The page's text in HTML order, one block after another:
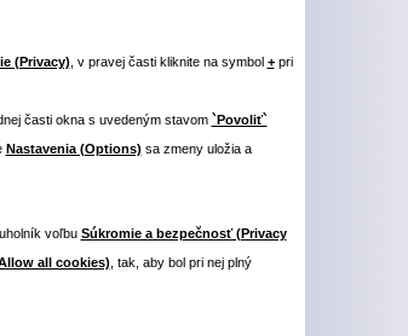
(Privacy) , v pravej časti kliknite na symbol +pri
časti okna s uvedeným stavom `Povoliť`
Nastavenia (Options) sa zmeny uložia a
voľbu Súkromie a bezpečnosť (Privacy
all cookies) , tak, aby bol pri nej plný